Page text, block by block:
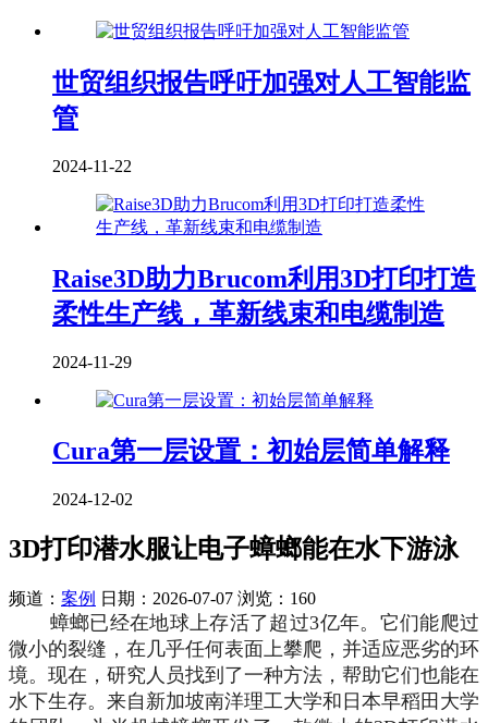
世贸组织报告呼吁加强对人工智能监
管
2024-11-22
Raise3D助力Brucom利用3D打印打造
柔性生产线，革新线束和电缆制造
2024-11-29
Cura第一层设置：初始层简单解释
2024-12-02
3D打印潜水服让电子蟑螂能在水下游泳
频道： 案例 日期： 2026-07-07 浏览：160
蟑螂已经在地球上存活了超过3亿年。它们能爬过
微小的裂缝，在几乎任何表面上攀爬，并适应恶劣的环
境。现在，研究人员找到了一种方法，帮助它们也能在
水下生存。来自新加坡南洋理工大学和日本早稻田大学